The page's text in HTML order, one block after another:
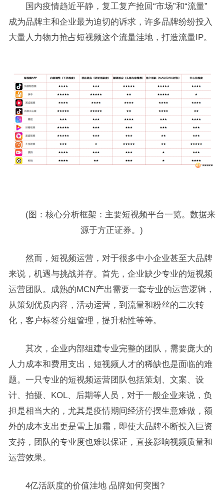
国内疫情趋近平静，复工复产抢回“市场”和“流量”
成为品牌主和企业最为迫切的诉求，许多品牌纷纷投入
大量人力物力抢占短视频这个流量洼地，打造流量IP。
(图：核心分析框架：主要短视频平台一览。数据来
源于方正证券。)
然而，短视频运营，对于很多中小企业甚至大品牌
来说，机遇与挑战并存。首先，企业缺少专业的短视频
运营团队。成熟的MCN产出需要一套专业的运营逻辑，
从策划优质内容，活动运营，到流量和粉丝的二次转
化，客户标签分组管理，提升粘性等等。
其次，企业内部组建专业完整的团队，需要庞大的
人力成本和费用支出，短视频人才的稀缺也是面临的难
题。一只专业的短视频运营团队包括策划、文案、设
计、拍摄、KOL、后期等人员，对于一般企业来说，负
担是相当大的，尤其是疫情期间经济停摆生意难做，额
外的成本支出更是雪上加霜，即使大品牌不断投入巨资
支持，团队的专业度也难以保证，直接影响视频质量和
运营效果。
4亿活跃度的价值洼地 品牌如何突围?